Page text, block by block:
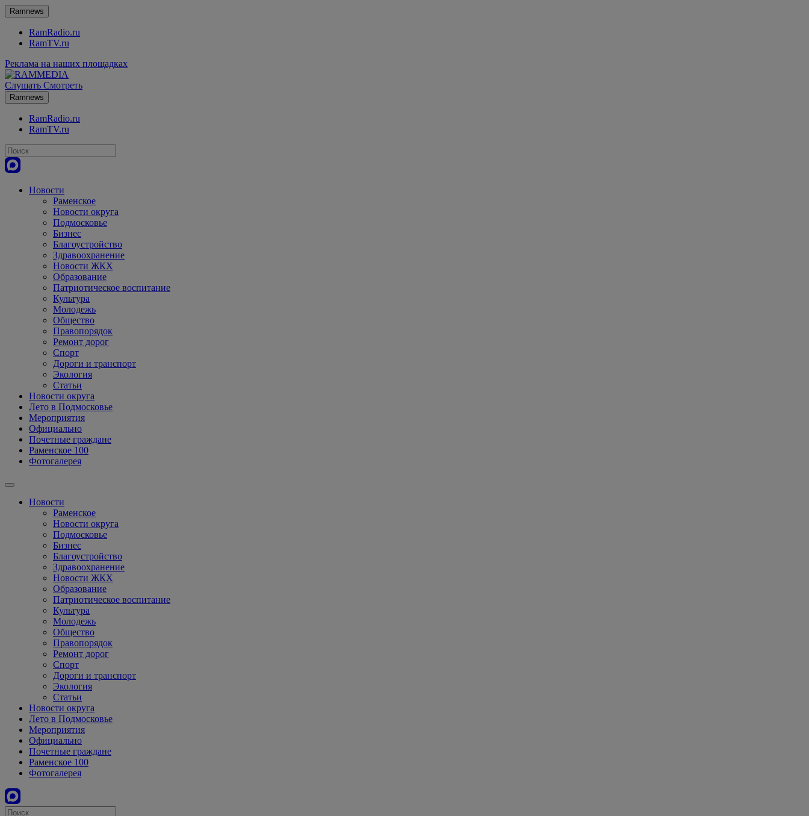
Ramnews
RamRadio.ru
RamTV.ru
Реклама на наших площадках
Слушать Смотреть
Ramnews
RamRadio.ru
RamTV.ru
Новости
Раменское
Новости округа
Подмосковье
Бизнес
Благоустройство
Здравоохранение
Новости ЖКХ
Образование
Патриотическое воспитание
Культура
Молодежь
Общество
Правопорядок
Ремонт дорог
Спорт
Дороги и транспорт
Экология
Статьи
Новости округа
Лето в Подмосковье
Мероприятия
Официально
Почетные граждане
Раменское 100
Фотогалерея
Новости
Раменское
Новости округа
Подмосковье
Бизнес
Благоустройство
Здравоохранение
Новости ЖКХ
Образование
Патриотическое воспитание
Культура
Молодежь
Общество
Правопорядок
Ремонт дорог
Спорт
Дороги и транспорт
Экология
Статьи
Новости округа
Лето в Подмосковье
Мероприятия
Официально
Почетные граждане
Раменское 100
Фотогалерея